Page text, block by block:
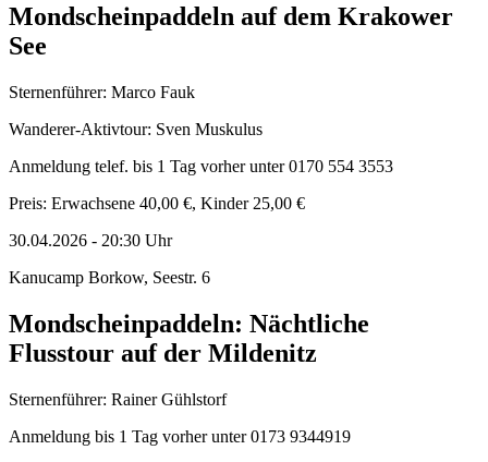
Mondscheinpaddeln auf dem Krakower
See
Sternenführer: Marco Fauk
Wanderer-Aktivtour: Sven Muskulus
Anmeldung telef. bis 1 Tag vorher unter 0170 554 3553
Preis: Erwachsene 40,00 €, Kinder 25,00 €
30.04.2026 - 20:30 Uhr
Kanucamp Borkow, Seestr. 6
Mondscheinpaddeln: Nächtliche
Flusstour auf der Mildenitz
Sternenführer: Rainer Gühlstorf
Anmeldung bis 1 Tag vorher unter 0173 9344919